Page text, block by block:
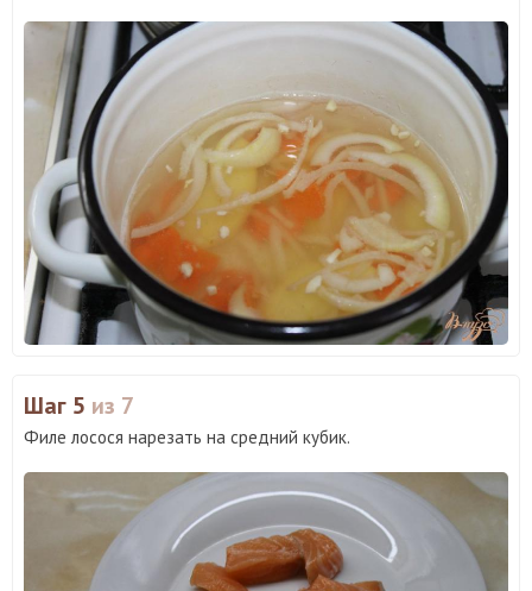
Шаг 5 из 7
Филе лосося нарезать на средний кубик.